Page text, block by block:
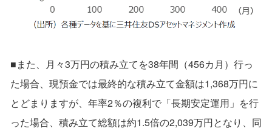
■また、月々3万円の積み立てを38年間（456カ月）行っ
た場合、現預金では最終的な積み立て金額は1,368万円に
とどまりますが、年率2％の複利で「長期安定運用」を行
った場合、積み立て総額は約1.5倍の2,039万円となり、同